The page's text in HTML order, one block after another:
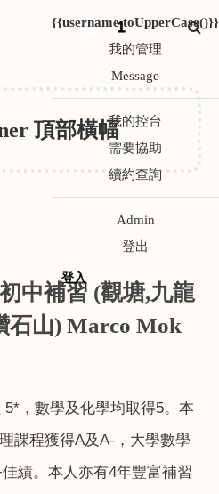
{{username.toUpperCase()}}
我的管理
Message
我的控台
需要協助
續約查詢
Admin
登出
登入
1
頂部橫幅
中補習 (觀塘,九龍
石山) Marco Mok
5* ，數學及化學均取得5。本
課程獲得A及A- ，大學數學
佳績。本人亦有4年豐富補習